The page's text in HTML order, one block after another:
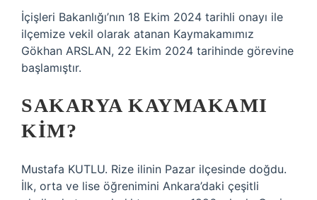
İçişleri Bakanlığı’nın 18 Ekim 2024 tarihli onayı ile
ilçemize vekil olarak atanan Kaymakamımız
Gökhan ARSLAN, 22 Ekim 2024 tarihinde görevine
başlamıştır.
SAKARYA KAYMAKAMI
KIM?
Mustafa KUTLU. Rize ilinin Pazar ilçesinde doğdu.
İlk, orta ve lise öğrenimini Ankara’daki çeşitli